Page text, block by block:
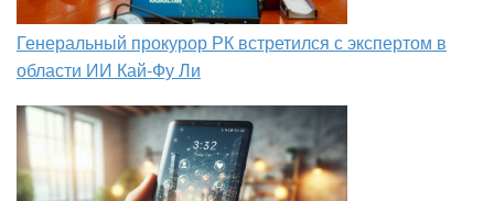
Генеральный прокурор РК встретился с экспертом в
области ИИ Кай-Фу Ли